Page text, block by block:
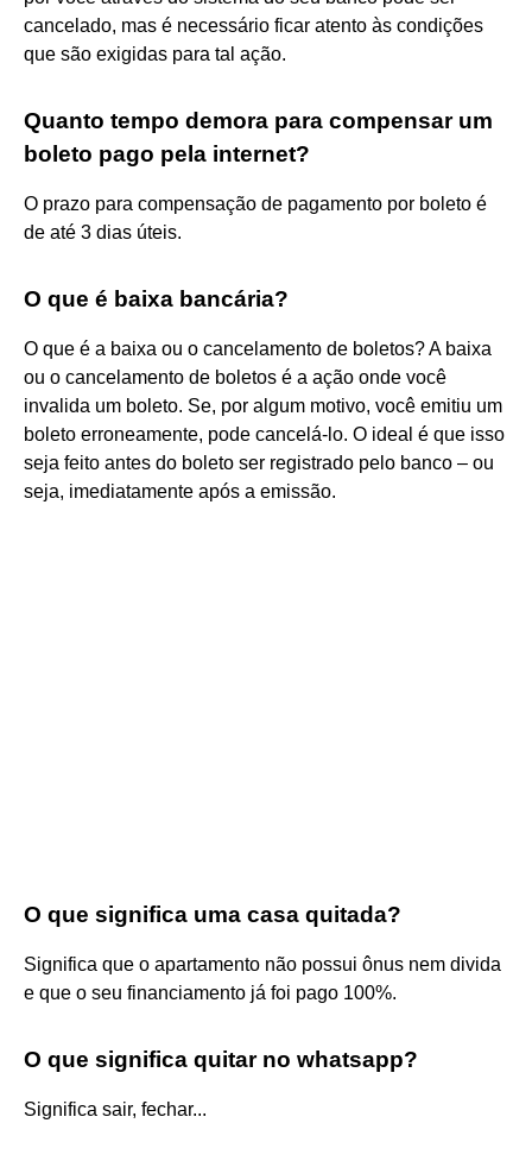
cancelado, mas é necessário ficar atento às condições
que são exigidas para tal ação.
Quanto tempo demora para compensar um
boleto pago pela internet?
O prazo para compensação de pagamento por boleto é
de até 3 dias úteis.
O que é baixa bancária?
O que é a baixa ou o cancelamento de boletos? A baixa
ou o cancelamento de boletos é a ação onde você
invalida um boleto. Se, por algum motivo, você emitiu um
boleto erroneamente, pode cancelá-lo. O ideal é que isso
seja feito antes do boleto ser registrado pelo banco – ou
seja, imediatamente após a emissão.
O que significa uma casa quitada?
Significa que o apartamento não possui ônus nem divida
e que o seu financiamento já foi pago 100%.
O que significa quitar no whatsapp?
Significa sair, fechar...